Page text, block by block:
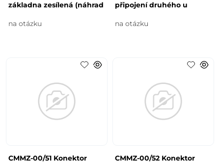
základna zesílená (náhrad
na otázku
připojení druhého u
na otázku
CMMZ-00/51 Konektor
CMMZ-00/52 Konektor